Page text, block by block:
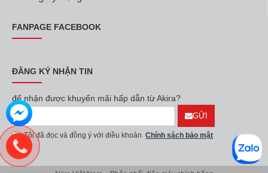
FANPAGE FACEBOOK
ĐĂNG KÝ NHẬN TIN
để nhận được khuyến mãi hấp dẫn từ Akira?
GỬI
Tôi đã đọc và đồng ý với điều khoản Chính sách bảo mật